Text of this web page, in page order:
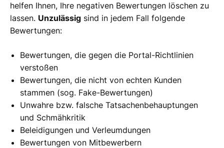
helfen Ihnen, Ihre negativen Bewertungen löschen zu
lassen. Unzulässig sind in jedem Fall folgende
Bewertungen:
Bewertungen, die gegen die Portal-Richtlinien
verstoßen
Bewertungen, die nicht von echten Kunden
stammen (sog. Fake-Bewertungen)
Unwahre bzw. falsche Tatsachenbehauptungen
und Schmähkritik
Beleidigungen und Verleumdungen
Bewertungen von Mitbewerbern